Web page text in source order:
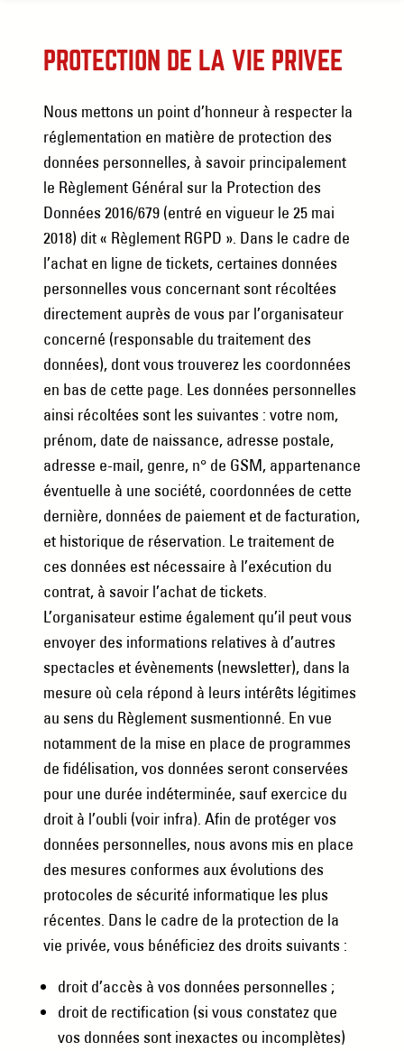
PROTECTION DE LA VIE PRIVÉE
Nous mettons un point d’honneur à respecter la
réglementation en matière de protection des
données personnelles, à savoir principalement
le Règlement Général sur la Protection des
Données 2016/679 (entré en vigueur le 25 mai
2018) dit « Règlement RGPD ». Dans le cadre de
l’achat en ligne de tickets, certaines données
personnelles vous concernant sont récoltées
directement auprès de vous par l’organisateur
concerné (responsable du traitement des
données), dont vous trouverez les coordonnées
en bas de cette page. Les données personnelles
ainsi récoltées sont les suivantes : votre nom,
prénom, date de naissance, adresse postale,
adresse e-mail, genre, n° de GSM, appartenance
éventuelle à une société, coordonnées de cette
dernière, données de paiement et de facturation,
et historique de réservation. Le traitement de
ces données est nécessaire à l’exécution du
contrat, à savoir l’achat de tickets.
L’organisateur estime également qu’il peut vous
envoyer des informations relatives à d’autres
spectacles et évènements (newsletter), dans la
mesure où cela répond à leurs intérêts légitimes
au sens du Règlement susmentionné. En vue
notamment de la mise en place de programmes
de fidélisation, vos données seront conservées
pour une durée indéterminée, sauf exercice du
droit à l’oubli (voir infra). Afin de protéger vos
données personnelles, nous avons mis en place
des mesures conformes aux évolutions des
protocoles de sécurité informatique les plus
récentes. Dans le cadre de la protection de la
vie privée, vous bénéficiez des droits suivants :
droit d’accès à vos données personnelles ;
droit de rectification (si vous constatez que
vos données sont inexactes ou incomplètes)